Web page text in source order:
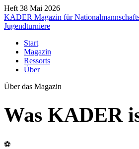
Heft 38 Mai 2026
KADER Magazin für
Jugendturniere
Start
Magazin
Ressorts
Über
Über das Magazin
Was KADER
⚽